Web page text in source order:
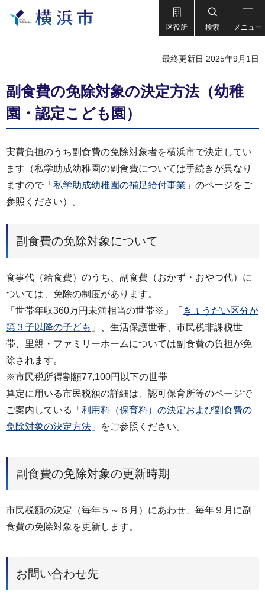
区役所 検索 メニュー
最終更新日 2025年9月1日
副食費の免除対象の決定方法（幼稚
園・認定こども園）
実費負担のうち副食費の免除対象者を横浜市で決定してい
ます（私学助成幼稚園の副食費については手続きが異なり
ますので「 私学助成幼稚園の補足給付事業 」のページをご
参照ください）。
副食費の免除対象について
食事代（給食費）のうち、副食費（おかず・おやつ代）に
ついては、免除の制度があります。
「世帯年収360万円未満相当の世帯※」「 きょうだい区分が
第３子以降の子ども 」、生活保護世帯、市民税非課税世
帯、里親・ファミリーホームについては副食費の負担が免
除されます。
※市民税所得割額77,100円以下の世帯
算定に用いる市民税額の詳細は、認可保育所等のページで
ご案内している「 利用料（保育料）の決定および副食費の
免除対象の決定方法 」をご参照ください。
副食費の免除対象の更新時期
市民税額の決定（毎年５～６月）にあわせ、毎年９月に副
食費の免除対象を更新します。
お問い合わせ先